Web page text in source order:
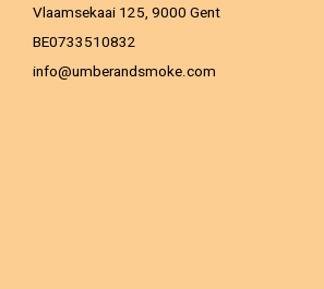
Vlaamsekaai 125, 9000 Gent
BE0733510832
info@umberandsmoke.com